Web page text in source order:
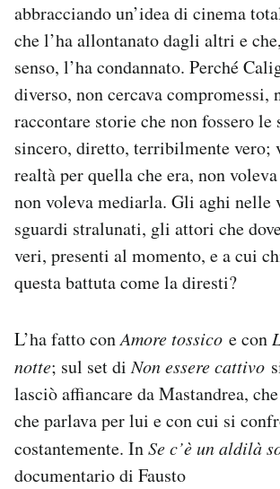
Regala il Post
Hai bisogno di aiuto?
Esci
abbracciando un’idea di cinema
che l’ha allontanato dagli altri e
senso, l’ha condannato. Perché
diverso, non cercava compromessi,
raccontare storie che non fossero le
sincero, diretto, terribilmente vero;
realtà per quella che era, non
non voleva mediarla. Gli aghi nelle
sguardi stralunati, gli attori che
veri, presenti al momento, e a cui
questa battuta come la diresti?
L’ha fatto conAmore tossico e con
notte; sul set diNon essere cattivo
lasciò affiancare da Mastandrea,
che parlava per lui e con cui si
costantemente. InSe c’è un aldilà
documentario di Fausto